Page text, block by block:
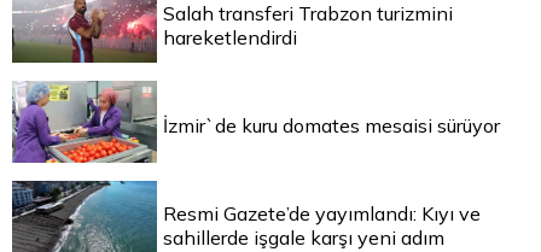
Salah transferi Trabzon turizmini
hareketlendirdi
İzmir`de kuru domates mesaisi sürüyor
Resmi Gazete’de yayımlandı: Kıyı ve
sahillerde işgale karşı yeni adım